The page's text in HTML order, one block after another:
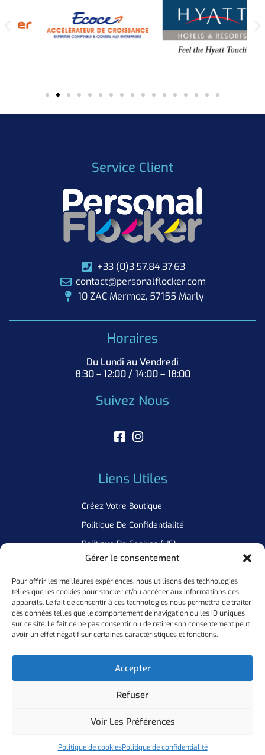
Gérer le consentement
Pour offrir les meilleures expériences, nous utilisons des technologies
telles que les cookies pour stocker et/ou accéder aux informations des
appareils. Le fait de consentir à ces technologies nous permettra de traiter
des données telles que le comportement de navigation ou les ID uniques
sur ce site. Le fait de ne pas consentir ou de retirer son consentement peut
avoir un effet négatif sur certaines caractéristiques et fonctions.
Accepter
Refuser
Voir Les Préférences
Politique de cookiesPolitique de confidentialité
Service Client
+33 (0)3.57.84.37.63
contact@personalflocker.com
10 ZAC Mermoz, 57155 Marly
Horaires
Du Lundi au Vendredi
8:30 – 12:00 / 14:00 – 18:00
Suivez Nous
Liens Utiles
Créez Votre Boutique
Politique De Confidentialité
Politique De Cookies (UE)
Newsletter
Inscrivez Vous A Notre Newsletter Pour Ne Manquer Aucune De
Nos Offres
Ok
Personal Flocker • Website By Elixir Lab
Politique De Confidentialité Mention Légales